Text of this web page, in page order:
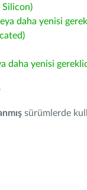
Silicon)
daha yenisi
daha yenisi
sürümlerde